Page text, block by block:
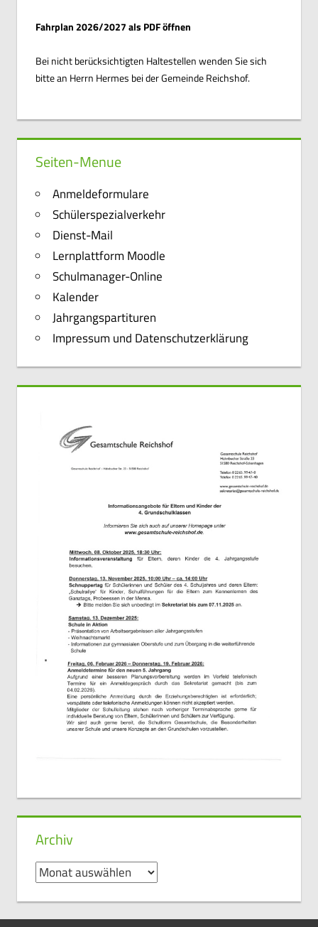
Fahrplan 2026/2027 als PDF öffnen
Bei nicht berücksichtigten Haltestellen wenden Sie sich
bitte an Herrn Hermes bei der Gemeinde Reichshof.
Seiten-Menue
Anmeldeformulare
Schülerspezialverkehr
Dienst-Mail
Lernplattform Moodle
Schulmanager-Online
Kalender
Jahrgangspartituren
Impressum und Datenschutzerklärung
Archiv
Archiv